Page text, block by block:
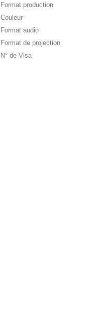
Format production
Couleur
Format audio
Format de projection
N° de Visa